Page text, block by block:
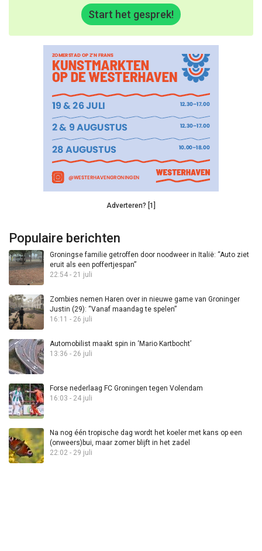
Start het gesprek!
Adverteren? [1]
Populaire berichten
Groningse familie getroffen door noodweer in Italië: “Auto ziet
eruit als een poffertjespan”
22:54 - 21 juli
Zombies nemen Haren over in nieuwe game van Groninger
Justin (29): “Vanaf maandag te spelen”
16:11 - 26 juli
Automobilist maakt spin in ‘Mario Kartbocht’
13:36 - 26 juli
Forse nederlaag FC Groningen tegen Volendam
16:03 - 24 juli
Na nog één tropische dag wordt het koeler met kans op een
(onweers)bui, maar zomer blijft in het zadel
22:02 - 29 juli